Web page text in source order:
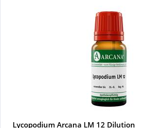
Lycopodium Arcana LM 12 Dilution